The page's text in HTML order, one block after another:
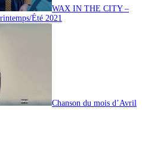
WAX IN THE CITY –
Été 2021
Chanson du mois d’Avril